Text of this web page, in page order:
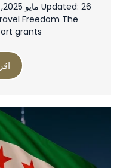
Freedom The
grants …